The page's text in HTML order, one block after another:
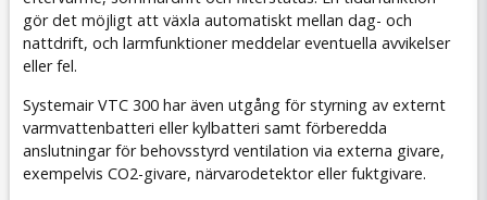
gör det möjligt att växla automatiskt mellan dag- och
nattdrift, och larmfunktioner meddelar eventuella avvikelser
eller fel.
Systemair VTC 300 har även utgång för styrning av externt
varmvattenbatteri eller kylbatteri samt förberedda
anslutningar för behovsstyrd ventilation via externa givare,
exempelvis CO2-givare, närvarodetektor eller fuktgivare.